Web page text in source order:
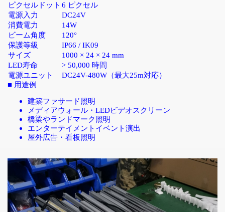
ピクセルドット 6 ピクセル
電源入力
DC24V
消費電力
14W
ビーム角度
120°
保護等級
IP66 / IK09
サイズ
1000 × 24 × 24 mm
LED寿命 > 50,000 時間
電源ユニット
DC24V-480W （最大25m対応）
■ 用途例
建築ファサード照明
メディアウォール・ LEDビデオスクリーン
橋梁やランドマーク照明
エンターテイメントイベント演出
屋外広告・看板照明